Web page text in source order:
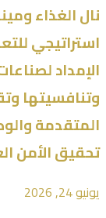
نال الغذاء
استراتيجي
الإمداد
وتنافسيتها
المتقدمة
تحقيق الأمن
يونيو 24, 2026